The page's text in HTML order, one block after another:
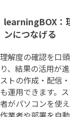
learningBOX：
ンにつなげる
理解度の確認を口
り、結果の活用が
ストの作成・配信
も運用できます。
者がパソコンを使